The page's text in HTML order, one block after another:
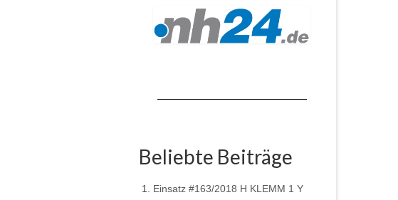
Beliebte Beiträge
Einsatz #163/2018 H KLEMM 1 Y